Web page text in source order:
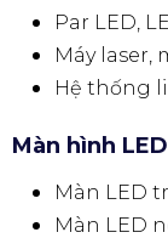
Par LED,
Máy laser,
Hệ thống
Màn hình
Màn LED
Màn LED